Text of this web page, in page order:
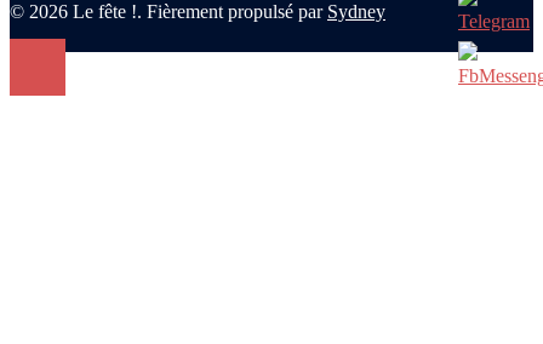
© 2026 Le fête !. Fièrement propulsé par Sydney